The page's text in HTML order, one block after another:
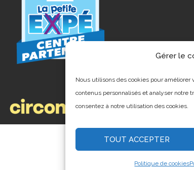
Gérer le
Nous utilisons des cookies pour
contenus personnalisés et analyser notre
consentez à notre utilisation des cookies.
TOUT ACCEPTER
Politique de cookies
Baie des Sables.